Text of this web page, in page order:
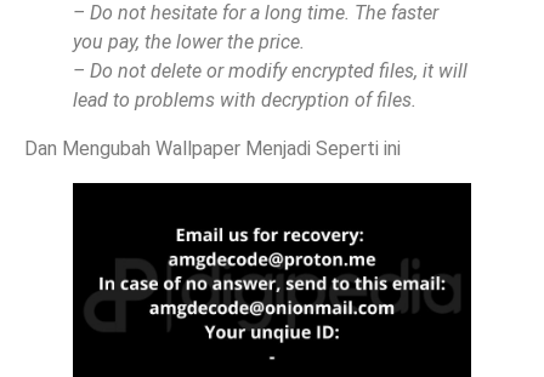
– Do not hesitate for a long time. The faster
you pay, the lower the price.
– Do not delete or modify encrypted files, it will
lead to problems with decryption of files.
Dan Mengubah Wallpaper Menjadi Seperti ini